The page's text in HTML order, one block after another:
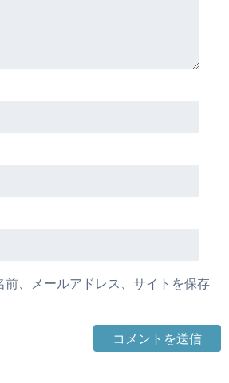
、メールアドレス、サイトを保存